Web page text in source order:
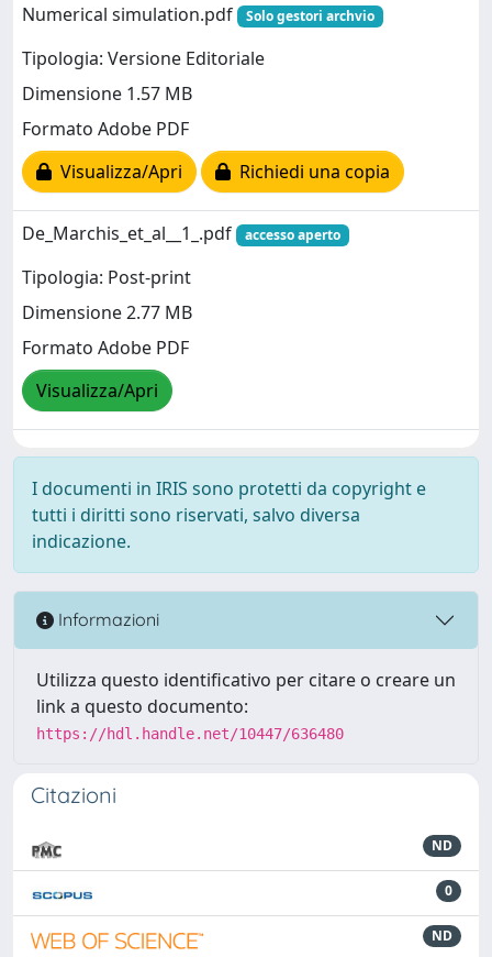
Numerical simulation.pdf
Solo gestori archvio
Tipologia: Versione Editoriale
Dimensione 1.57 MB
Formato Adobe PDF
Visualizza/Apri
Richiedi una copia
De_Marchis_et_al__1_.pdf accesso aperto
Tipologia: Post-print
Dimensione 2.77 MB
Formato Adobe PDF
Visualizza/Apri
I documenti in IRIS sono protetti da copyright e
tutti i diritti sono riservati, salvo diversa
indicazione.
Informazioni
Utilizza questo identificativo per citare o creare un
link a questo documento:
https://hdl.handle.net/10447/636480
Citazioni
ND
0
ND